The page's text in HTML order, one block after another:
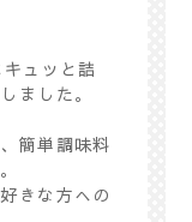
ュッと詰
ました。
簡単調味料
きな方への